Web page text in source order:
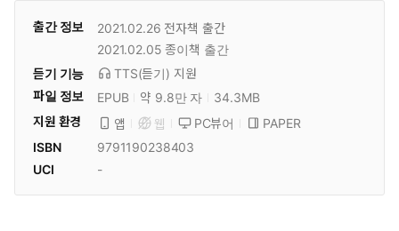
출간 정보 2021.02.26 전자책 출간
2021.02.05 종이책 출간
듣기 기능
TTS(듣기) 지원
파일 정보
EPUB 약 9.8만 자
34.3MB
지원 환경
앱 웹 PC뷰어
PAPER
ISBN
9791190238403
UCI
-